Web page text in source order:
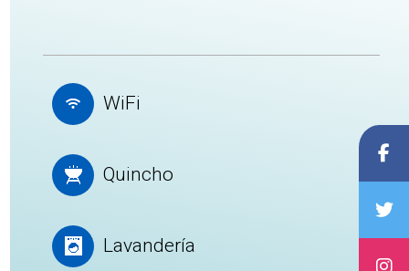
WiFi
Quincho
Lavandería